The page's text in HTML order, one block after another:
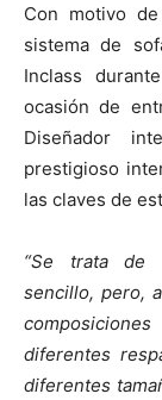
Con motivo
sistema de
Inclass
ocasión de
Diseñador
prestigioso
las claves de
“Se trata de
sencillo, pero,
diferentes
diferentes